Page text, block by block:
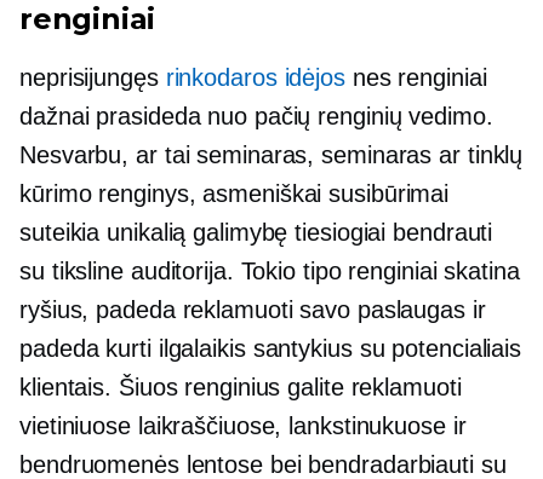
renginiai
neprisijungęs rinkodaros idėjosnes renginiai
dažnai prasideda nuo pačių renginių vedimo.
Nesvarbu, ar tai seminaras, seminaras ar tinklų
kūrimo renginys,asmeniškai susibūrimai
suteikia unikalią galimybę tiesiogiai bendrauti
su tiksline auditorija. Tokio tipo renginiai skatina
ryšius, padeda reklamuoti savo paslaugas ir
padeda kurti ilgalaikissantykius su potencialiais
klientais. Šiuos renginius galite reklamuoti
vietiniuose laikraščiuose, lankstinukuose ir
bendruomenės lentose bei bendradarbiauti su